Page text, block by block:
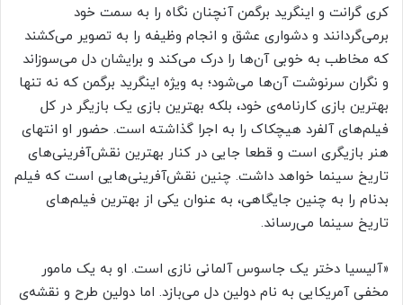
کری گرانت و اینگرید برگمن آنچنان نگاه را به سمت خود
برمی‌گردانند و دشواری عشق و انجام وظیفه را به تصویر می‌کشند
که مخاطب به خوبی آن‌ها را درک می‌کند و برایشان دل می‌سوزاند
و نگران سرنوشت آن‌ها می‌شود؛ به ویژه اینگرید برگمن که نه تنها
بهترین بازی کارنامه‌ی خود، بلکه بهترین بازی یک بازیگر در کل
فیلم‌های آلفرد هیچکاک را به اجرا گذاشته است. حضور او انتهای
هنر بازیگری است و قطعا جایی در کنار بهترین نقش‌آفرینی‌های
تاریخ سینما خواهد داشت. چنین نقش‌آفرینی‌هایی است که فیلم
بدنام را به چنین جایگاهی، به عنوان یکی از بهترین فیلم‌های
تاریخ سینما می‌رساند.
«آلیسیا دختر یک جاسوس آلمانی نازی است. او به یک مامور
مخفی آمریکایی به نام دولین دل می‌بازد. اما دولین طرح و نقشه‌ی